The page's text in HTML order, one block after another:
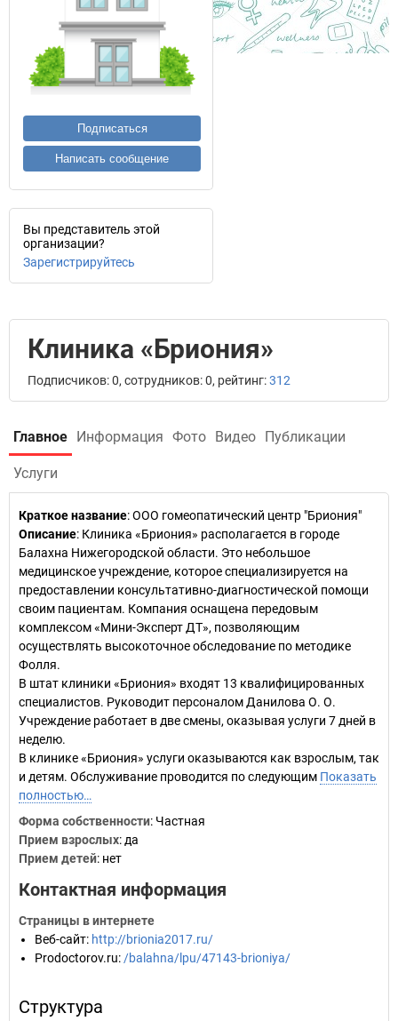
Подписаться
Написать сообщение
Вы представитель этой
организации?
Зарегистрируйтесь
Клиника «Бриония»
Подписчиков: 0, сотрудников: 0, рейтинг:312
Главное Информация Фото Видео Публикации
Услуги
Краткое название:ООО гомеопатический центр "Бриония"
Описание: Клиника «Бриония» располагается в городе
Балахна Нижегородской области. Это небольшое
медицинское учреждение, которое специализируется на
предоставлении консультативно-диагностической помощи
своим пациентам. Компания оснащена передовым
комплексом «Мини-Эксперт ДТ», позволяющим
осуществлять высокоточное обследование по методике
Фолля.
В штат клиники «Бриония» входят 13 квалифицированных
специалистов. Руководит персоналом Данилова О. О.
Учреждение работает в две смены, оказывая услуги 7 дней в
неделю.
В клинике «Бриония» услуги оказываются как взрослым, так
и детям. Обслуживание проводится по следующим Показать
полностью…
Форма собственности: Частная
Прием взрослых: да
Прием детей: нет
Контактная информация
Страницы в интернете
Веб-сайт: http://brionia2017.ru/
Prodoctorov.ru: /balahna/lpu/47143-brioniya/
Структура